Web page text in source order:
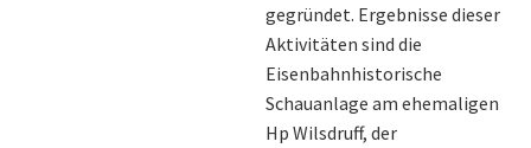
gegründet. Ergebnisse dieser
Aktivitäten sind die
Eisenbahnhistorische
Schauanlage am ehemaligen
Hp Wilsdruff, der